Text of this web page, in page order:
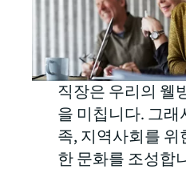
직장은 우리의 웰
을 미칩니다. 그래
족, 지역사회를
한 문화를 조성합